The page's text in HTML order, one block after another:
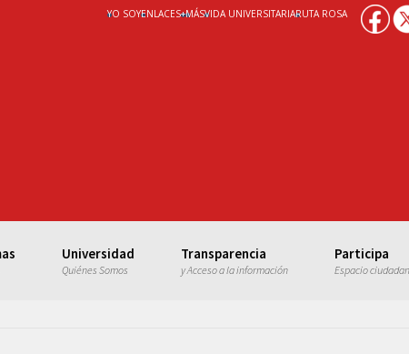
YO SOYENLACES+MÁSVIDA UNIVERSITARIARUTA ROSA
Universidad
Quiénes Somos
Transparencia
y Acceso a la información
Participa
Espacio